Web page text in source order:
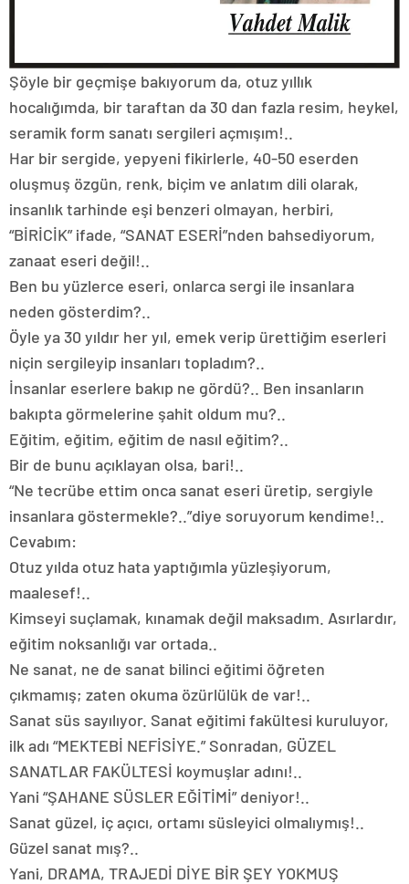
Şöyle bir geçmişe bakıyorum da, otuz yıllık
hocalığımda, bir taraftan da 30 dan fazla resim, heykel,
seramik form sanatı sergileri açmışım!..
Har bir sergide, yepyeni fikirlerle, 40-50 eserden
oluşmuş özgün, renk, biçim ve anlatım dili olarak,
insanlık tarhinde eşi benzeri olmayan, herbiri,
“BİRİCİK” ifade, “SANAT ESERİ”nden bahsediyorum,
zanaat eseri değil!..
Ben bu yüzlerce eseri, onlarca sergi ile insanlara
neden gösterdim?..
Öyle ya 30 yıldır her yıl, emek verip ürettiğim eserleri
niçin sergileyip insanları topladım?..
İnsanlar eserlere bakıp ne gördü?.. Ben insanların
bakıpta görmelerine şahit oldum mu?..
Eğitim, eğitim, eğitim de nasıl eğitim?..
Bir de bunu açıklayan olsa, bari!..
“Ne tecrübe ettim onca sanat eseri üretip, sergiyle
insanlara göstermekle?..”diye soruyorum kendime!..
Cevabım:
Otuz yılda otuz hata yaptığımla yüzleşiyorum,
maalesef!..
Kimseyi suçlamak, kınamak değil maksadım. Asırlardır,
eğitim noksanlığı var ortada..
Ne sanat, ne de sanat bilinci eğitimi öğreten
çıkmamış; zaten okuma özürlülük de var!..
Sanat süs sayılıyor. Sanat eğitimi fakültesi kuruluyor,
ilk adı “MEKTEBİ NEFİSİYE.” Sonradan, GÜZEL
SANATLAR FAKÜLTESİ koymuşlar adını!..
Yani “ŞAHANE SÜSLER EĞİTİMİ” deniyor!..
Sanat güzel, iç açıcı, ortamı süsleyici olmalıymış!..
Güzel sanat mış?..
Yani, DRAMA, TRAJEDİ DİYE BİR ŞEY YOKMUŞ